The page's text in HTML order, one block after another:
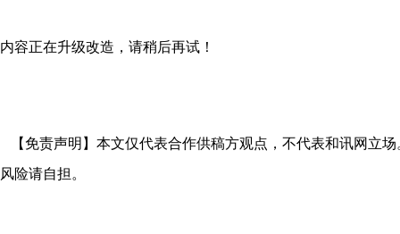
内容正在升级改造，请稍后再试！
【免责声明】本文仅代表合作供稿方观点，不代表和讯网立
风险请自担。